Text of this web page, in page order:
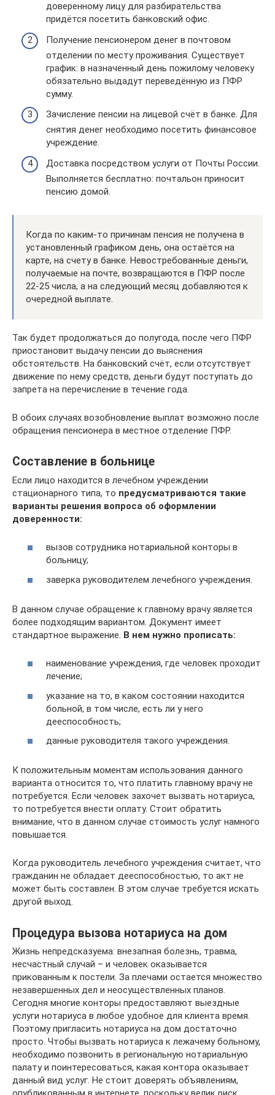
доверенному лицу для разбирательства
придётся посетить банковский офис.
Получение пенсионером денег в почтовом
отделении по месту проживания. Существует
график: в назначенный день пожилому человеку
обязательно выдадут переведённую из ПФР
сумму.
Зачисление пенсии на лицевой счёт в банке. Для
снятия денег необходимо посетить финансовое
учреждение.
Доставка посредством услуги от Почты России.
Выполняется бесплатно: почтальон приносит
пенсию домой.
Когда по каким-то причинам пенсия не получена в
установленный графиком день, она остаётся на
карте, на счету в банке. Невостребованные деньги,
получаемые на почте, возвращаются в ПФР после
22-25 числа, а на следующий месяц добавляются к
очередной выплате.
Так будет продолжаться до полугода, после чего ПФР
приостановит выдачу пенсии до выяснения
обстоятельств. На банковский счёт, если отсутствует
движение по нему средств, деньги будут поступать до
запрета на перечисление в течение года.
В обоих случаях возобновление выплат возможно после
обращения пенсионера в местное отделение ПФР.
Составление в больнице
Если лицо находится в лечебном учреждении
стационарного типа, то предусматриваются такие
варианты решения вопроса об оформлении
доверенности:
вызов сотрудника нотариальной конторы в
больницу;
заверка руководителем лечебного учреждения.
В данном случае обращение к главному врачу является
более подходящим вариантом. Документ имеет
стандартное выражение. В нем нужно прописать:
наименование учреждения, где человек проходит
лечение;
указание на то, в каком состоянии находится
больной, в том числе, есть ли у него
дееспособность;
данные руководителя такого учреждения.
К положительным моментам использования данного
варианта относится то, что платить главному врачу не
потребуется. Если человек захочет вызвать нотариуса,
то потребуется внести оплату. Стоит обратить
внимание, что в данном случае стоимость услуг намного
повышается.
Когда руководитель лечебного учреждения считает, что
гражданин не обладает дееспособностью, то акт не
может быть составлен. В этом случае требуется искать
другой выход.
Процедура вызова нотариуса на дом
Жизнь непредсказуема: внезапная болезнь, травма,
несчастный случай – и человек оказывается
прикованным к постели. За плечами остается множество
незавершенных дел и неосуществленных планов.
Сегодня многие конторы предоставляют выездные
услуги нотариуса в любое удобное для клиента время.
Поэтому пригласить нотариуса на дом достаточно
просто. Чтобы вызвать нотариуса к лежачему больному,
необходимо позвонить в региональную нотариальную
палату и поинтересоваться, какая контора оказывает
данный вид услуг. Не стоит доверять объявлениям,